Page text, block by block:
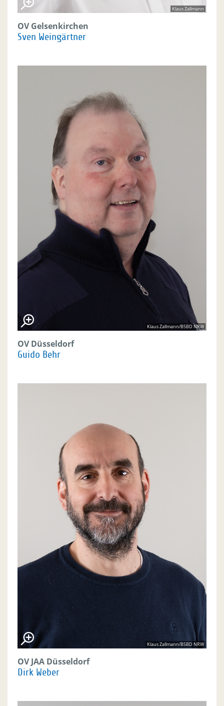
Klaus Zallmann
OV Gelsenkirchen
Sven Weingärtner
Klaus Zallmann/BSBD NRW
OV Düsseldorf
Guido Behr
Klaus Zallmann/BSBD NRW
OV JAA Düsseldorf
Dirk Weber